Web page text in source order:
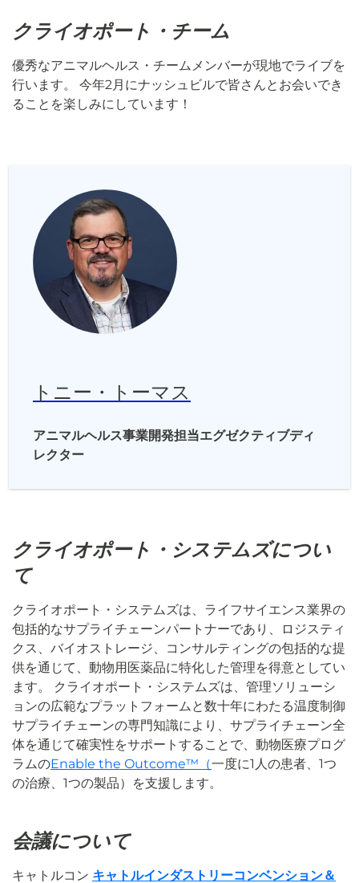
クライオポート・チーム
優秀なアニマルヘルス・チームメンバーが現地でライブを
行います。 今年2月にナッシュビルで皆さんとお会いでき
ることを楽しみにしています！
トニー・トーマス
アニマルヘルス事業開発担当エグゼクティブディ
レクター
クライオポート・システムズについ
て
クライオポート・システムズは、ライフサイエンス業界の
包括的なサプライチェーンパートナーであり、ロジスティ
クス、バイオストレージ、コンサルティングの包括的な提
供を通じて、動物用医薬品に特化した管理を得意としてい
ます。 クライオポート・システムズは、管理ソリューシ
ョンの広範なプラットフォームと数十年にわたる温度制御
サプライチェーンの専門知識により、サプライチェーン全
体を通じて確実性をサポートすることで、動物医療プログ
ラムのEnable the Outcome™（一度に1人の患者、1つ
の治療、1つの製品）を支援します。
会議について
キャトルコン キャトルインダストリーコンベンション＆